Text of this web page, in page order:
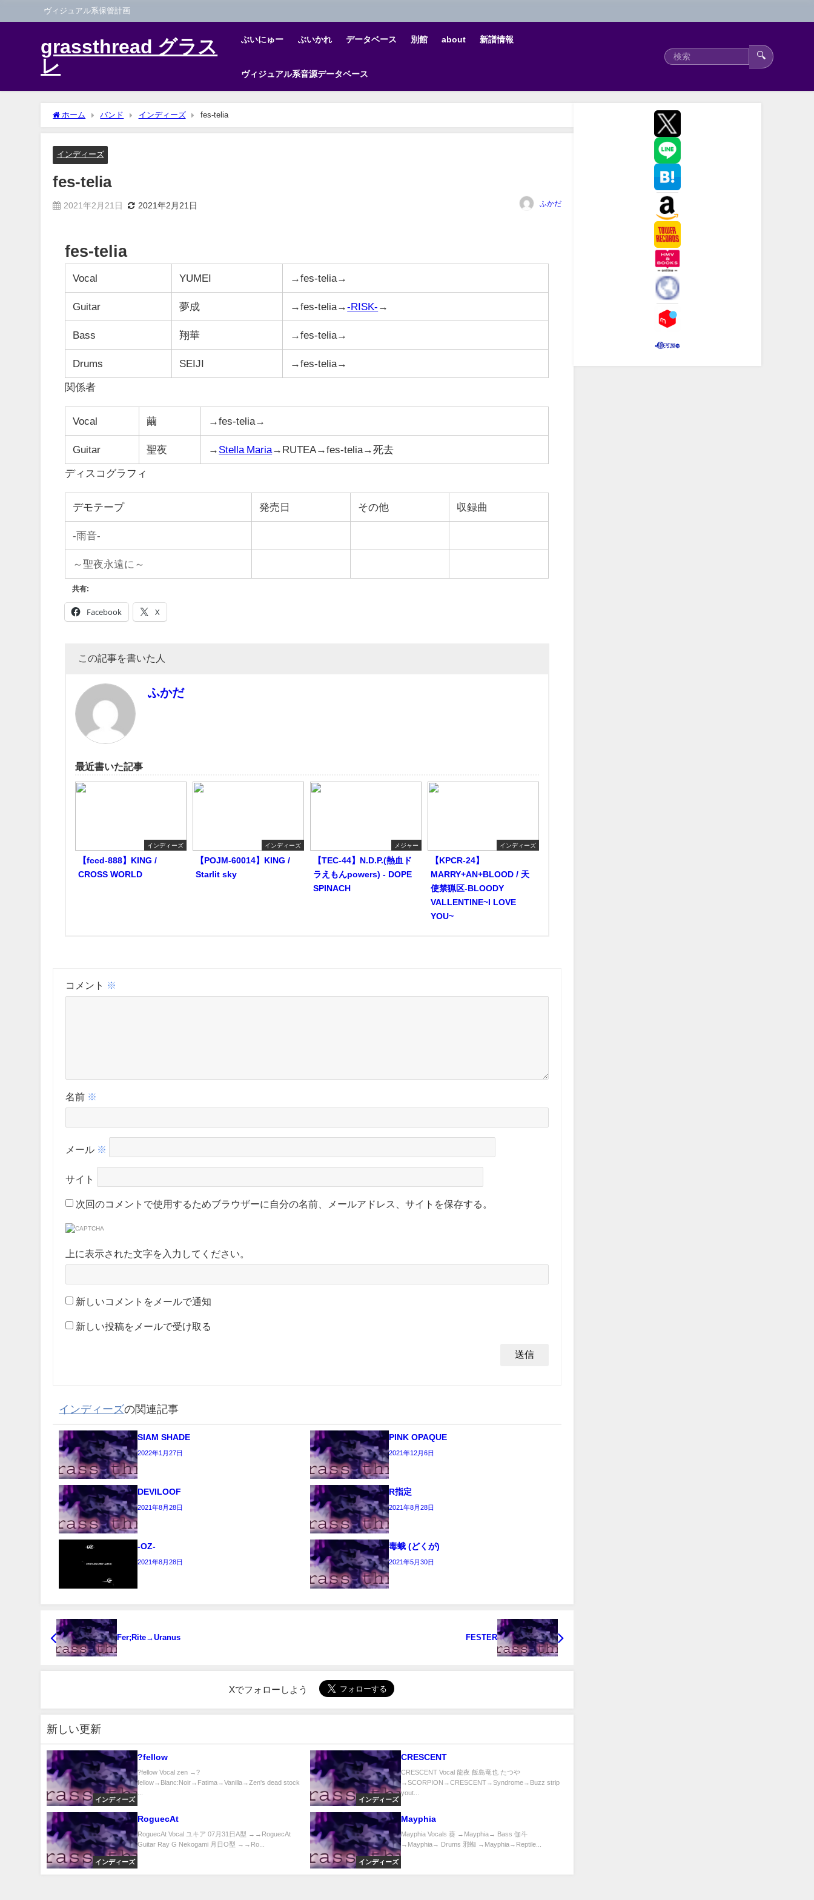
ヴィジュアル系保管計画
grassthread グラス
レ
ぶいにゅー ぶいかれ データベース 別館 about 新譜情報
ヴィジュアル系音源データベース
🔍
ホーム バンド インディーズ fes-telia
インディーズ
fes-telia
2021年2月21日 2021年2月21日 ふかだ
fes-telia
Vocal YUMEI →fes-telia→
Guitar 夢成 →fes-telia→-RISK- →
Bass 翔華 →fes-telia→
Drums SEIJI →fes-telia→
関係者
Vocal 繭 →fes-telia→
Guitar 聖夜 → Stella Maria→RUTEA→fes-telia→死去
ディスコグラフィ
デモテープ 発売日 その他 収録曲
-雨音-
～聖夜永遠に～
共有:
Facebook X
この記事を書いた人
ふかだ
最近書いた記事
インディーズ
【fccd-888】KING /
CROSS WORLD
インディーズ
【POJM-60014】KING /
Starlit sky
メジャー
【TEC-44】N.D.P.(熱血ド
ラえもんpowers) - DOPE
SPINACH
インディーズ
【KPCR-24】
MARRY+AN+BLOOD / 天
使禁猟区-BLOODY
VALLENTINE~I LOVE
YOU~
コメント ※
名前 ※
メール ※
サイト
次回のコメントで使用するためブラウザーに自分の名前、メールアドレス、サイトを保存する。
上に表示された文字を入力してください。
新しいコメントをメールで通知
新しい投稿をメールで受け取る
インディーズの関連記事
SIAM SHADE
2022年1月27日
PINK OPAQUE
2021年12月6日
DEVILOOF
2021年8月28日
R指定
2021年8月28日
-OZ-
2021年8月28日
毒蛾 (どくが)
2021年5月30日
Fer;Rite→Uranus FESTER
Xでフォローしよう
新しい更新
インディーズ
?fellow
?fellow Vocal zen →?
fellow→Blanc:Noir→Fatima→Vanilla→Zen's dead stock
インディーズ
CRESCENT
CRESCENT Vocal 龍夜 飯島竜也 たつや
→SCORPION→CRESCENT→Syndrome→Buzz strip
yout...
インディーズ
RoguecAt
RoguecAt Vocal ユキア 07月31日A型 →→RoguecAt
Guitar Ray G Nekogami 月日O型 →→Ro...
インディーズ
Mayphia
Mayphia Vocals 葵 →Mayphia→ Bass 伽斗
→Mayphia→ Drums 邪蜘 →Mayphia→Reptile...